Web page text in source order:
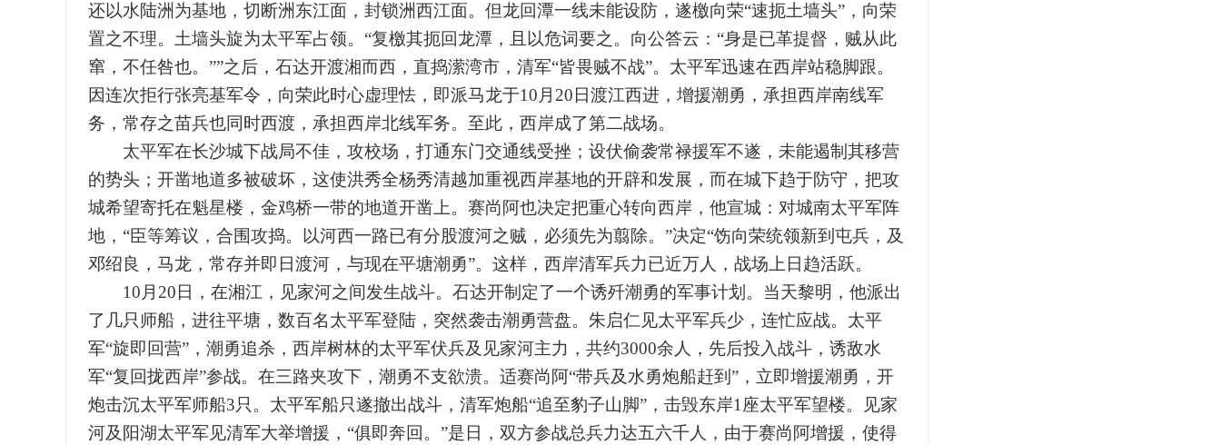
还以水陆洲为基地，切断洲东江面，封锁洲西江面。但龙回潭一线未能设防，遂檄向荣“速扼土墙头”，向荣
置之不理。土墙头旋为太平军占领。“复檄其扼回龙潭，且以危词要之。向公答云：“身是已革提督，贼从此
窜，不任咎也。””之后，石达开渡湘而西，直捣潆湾市，清军“皆畏贼不战”。太平军迅速在西岸站稳脚跟。
因连次拒行张亮基军令，向荣此时心虚理怯，即派马龙于10月20日渡江西进，增援潮勇，承担西岸南线军
务，常存之苗兵也同时西渡，承担西岸北线军务。至此，西岸成了第二战场。
太平军在长沙城下战局不佳，攻校场，打通东门交通线受挫；设伏偷袭常禄援军不遂，未能遏制其移营
的势头；开凿地道多被破坏，这使洪秀全杨秀清越加重视西岸基地的开辟和发展，而在城下趋于防守，把攻
城希望寄托在魁星楼，金鸡桥一带的地道开凿上。赛尚阿也决定把重心转向西岸，他宣城：对城南太平军阵
地，“臣等筹议，合围攻捣。以河西一路已有分股渡河之贼，必须先为翦除。”决定“饬向荣统领新到屯兵，及
邓绍良，马龙，常存并即日渡河，与现在平塘潮勇”。这样，西岸清军兵力已近万人，战场上日趋活跃。
10月20日，在湘江，见家河之间发生战斗。石达开制定了一个诱歼潮勇的军事计划。当天黎明，他派出
了几只师船，进往平塘，数百名太平军登陆，突然袭击潮勇营盘。朱启仁见太平军兵少，连忙应战。太平
军“旋即回营”，潮勇追杀，西岸树林的太平军伏兵及见家河主力，共约3000余人，先后投入战斗，诱敌水
军“复回拢西岸”参战。在三路夹攻下，潮勇不支欲溃。适赛尚阿“带兵及水勇炮船赶到”，立即增援潮勇，开
炮击沉太平军师船3只。太平军船只遂撤出战斗，清军炮船“追至豹子山脚”，击毁东岸1座太平军望楼。见家
河及阳湖太平军见清军大举增援，“俱即奔回。”是日，双方参战总兵力达五六千人，由于赛尚阿增援，使得